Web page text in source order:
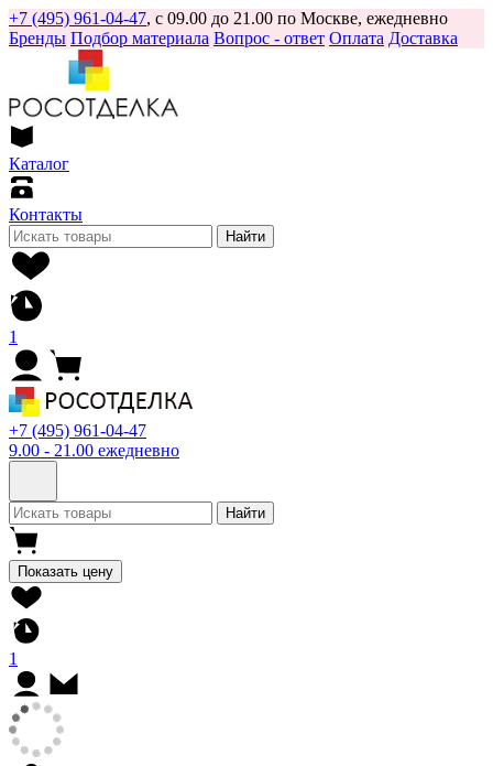
+7 (495) 961-04-47, с 09.00 до 21.00 по Москве, ежедневно
Бренды Подбор материала Вопрос - ответ Оплата Доставка
Каталог
Контакты
Найти
1
+7 (495) 961-04-47
9.00 - 21.00 ежедневно
Найти
Показать цену
1